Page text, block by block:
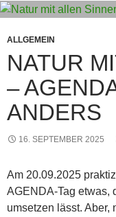
ALLGEMEIN
NATUR
–
ANDERS
16. SEPTEMBER 2025
Am 20.09.2025
AGENDA-Tag etwas,
umsetzen lässt. Aber,